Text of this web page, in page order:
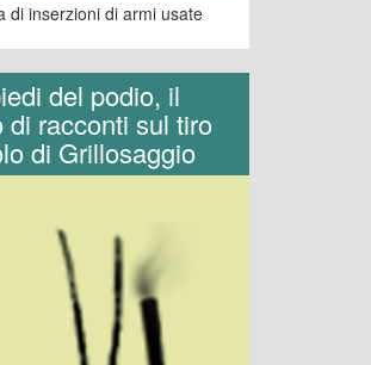
di inserzioni di armi usate
del podio, il
di racconti sul tiro
di Grillosaggio